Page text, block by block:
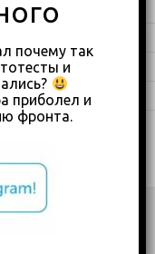
почему так
и
приболел и
фронта.